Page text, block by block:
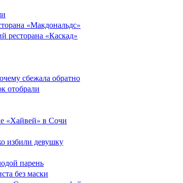
«Макдональдс»
ресторана «Каскад»
сбежала обратно
отобрали
«Хайвей» в Сочи
избили девушку
парень
без маски